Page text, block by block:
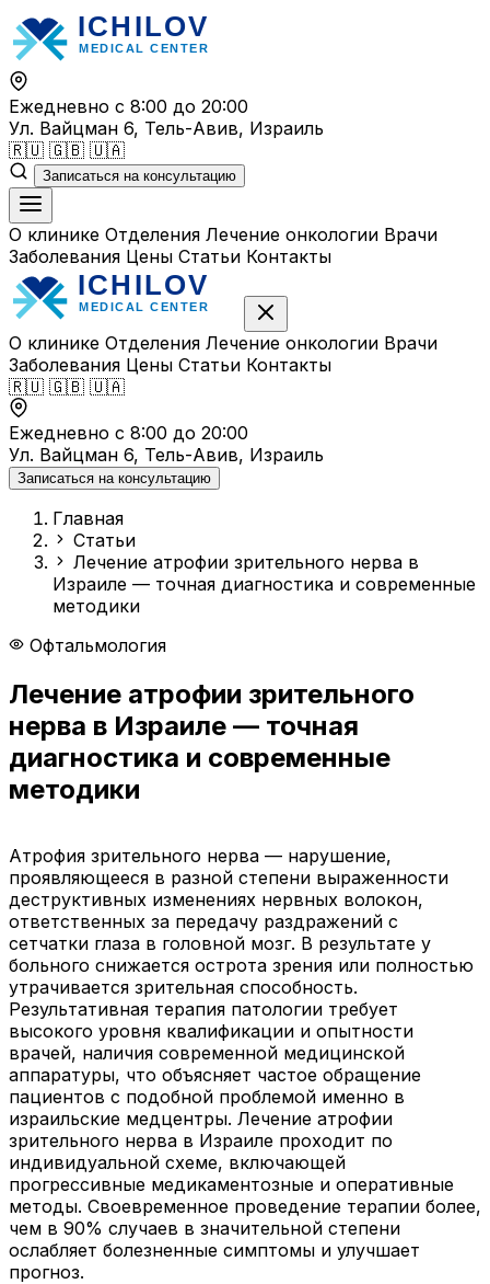
Перейти
к
содержимому
Ежедневно с 8:00 до 20:00
Ул. Вайцман 6, Тель-Авив, Израиль
🇷🇺 🇬🇧 🇺🇦
Записаться на консультацию
О клинике Отделения Лечение онкологии Врачи
Заболевания Цены Статьи Контакты
О клинике Отделения Лечение онкологии Врачи
Заболевания Цены Статьи Контакты
🇷🇺 🇬🇧 🇺🇦
Ежедневно с 8:00 до 20:00
Ул. Вайцман 6, Тель-Авив, Израиль
Записаться на консультацию
Главная
Статьи
Лечение атрофии зрительного нерва в
Израиле — точная диагностика и современные
методики
Офтальмология
Лечение атрофии зрительного
нерва в Израиле — точная
диагностика и современные
методики
Атрофия зрительного нерва — нарушение,
проявляющееся в разной степени выраженности
деструктивных изменениях нервных волокон,
ответственных за передачу раздражений с
сетчатки глаза в головной мозг. В результате у
больного снижается острота зрения или полностью
утрачивается зрительная способность.
Результативная терапия патологии требует
высокого уровня квалификации и опытности
врачей, наличия современной медицинской
аппаратуры, что объясняет частое обращение
пациентов с подобной проблемой именно в
израильские медцентры. Лечение атрофии
зрительного нерва в Израиле проходит по
индивидуальной схеме, включающей
прогрессивные медикаментозные и оперативные
методы. Своевременное проведение терапии более,
чем в 90% случаев в значительной степени
ослабляет болезненные симптомы и улучшает
прогноз.